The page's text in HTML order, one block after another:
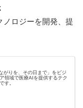
ノロジーを開発、提
がりを、その日まで」をビジ
領域で医療AIを提供するテク
す。